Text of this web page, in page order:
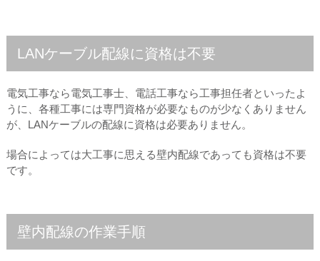
LANケーブル配線に資格は不要
電気工事なら電気工事士、電話工事なら工事担任者といったよ
うに、各種工事には専門資格が必要なものが少なくありません
が、LANケーブルの配線に資格は必要ありません。
場合によっては大工事に思える壁内配線であっても資格は不要
です。
壁内配線の作業手順